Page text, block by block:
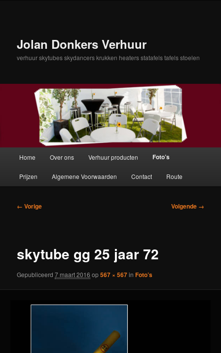
inhoudJolan Donkers Verhuur
verhuur skytubes skydancers krukken heaters statafels tafels stoelen
Home Over ons Verhuur producten Foto’s
Prijzen Algemene Voorwaarden Contact Route
Afbeeldingsnavigatie
← Vorige Volgende →
skytube gg 25 jaar 72
Gepubliceerd7 maart 2016 op567 × 567inFoto’s